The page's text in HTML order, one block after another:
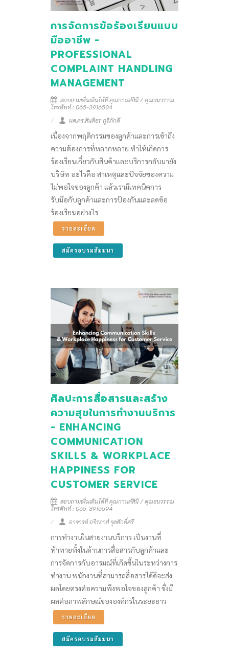
การจัดการข้อร้องเรียนแบบ
มืออาชีพ -
PROFESSIONAL
COMPLAINT HANDLING
MANAGEMENT
สอบถามเพิ่มเติมได้ที่ คุณกานต์สินี / คุณธนวรรณ
โทรศัพท์ : 065-3916594
ผศ.ดร.สันติธร ภูริภักดี
เนื่องจากพฤติกรรมของลูกค้าและการเข้าถึง
ความต้องการที่หลากหลาย ทำให้เกิดการ
ร้องเรียนเกี่ยวกับสินค้าและบริการกลับมายัง
บริษัท อะไรคือ สาเหตุและปัจจัยของความ
ไม่พอใจของลูกค้า แล้วเรามีเทคนิคการ
รับมือกับลูกค้าและการป้องกันและลดข้อ
ร้องเรียนอย่างไร
รายละเอียด
สมัครอบรมสัมมนา
ศิลปะการสื่อสารและสร้าง
ความสุขในการทำงานบริการ
- ENHANCING
COMMUNICATION
SKILLS & WORKPLACE
HAPPINESS FOR
CUSTOMER SERVICE
สอบถามเพิ่มเติมได้ที่ คุณกานต์สินี / คุณธนวรรณ
โทรศัพท์ : 065-3916594
อาจารย์ อจิรภาส์ จุลศักดิ์ศรี
การทำงานในสายงานบริการ เป็นงานที่
ท้าทายทั้งในด้านการสื่อสารกับลูกค้าและ
การจัดการกับอารมณ์ที่เกิดขึ้นในระหว่างการ
ทำงาน พนักงานที่สามารถสื่อสารได้ดีจะส่ง
ผลโดยตรงต่อความพึงพอใจของลูกค้า ซึ่งมี
ผลต่อภาพลักษณ์ขององค์กรในระยะยาว
รายละเอียด
สมัครอบรมสัมมนา